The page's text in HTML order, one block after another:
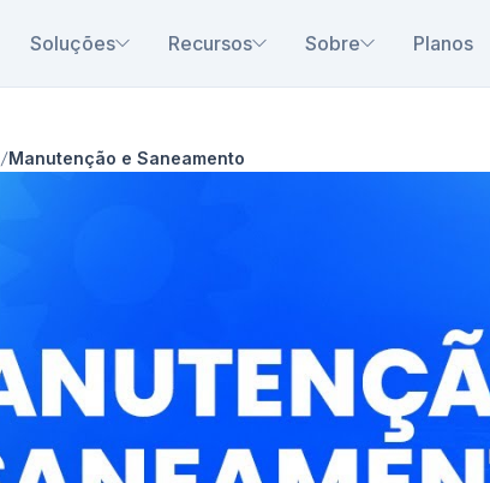
Soluções Recursos Sobre Planos
Manutenção e Saneamento